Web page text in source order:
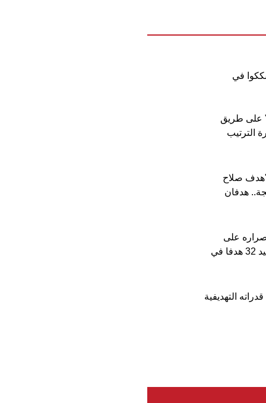
في
على طريق
ابتعد به 4 نقاط في صدارة الترتيب
"هدف صلاح
هدفان
واضحا إصراره على
تكرار إنجاز فريد صنعه الموسم الماضي الذي اختتمه بصدارة ترتيب الهدافين برصيد 32 هدفا في
التهديفية